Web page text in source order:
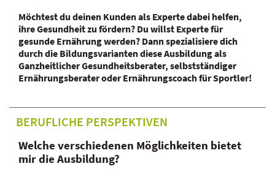
Möchtest du deinen Kunden als Experte dabei helfen,
ihre Gesundheit zu fördern? Du willst Experte für
gesunde Ernährung werden? Dann spezialisiere dich
durch die Bildungsvarianten diese Ausbildung als
Ganzheitlicher Gesundheitsberater, selbstständiger
Ernährungsberater oder Ernährungscoach für Sportler!
BERUFLICHE PERSPEKTIVEN
Welche verschiedenen Möglichkeiten bietet
mir die Ausbildung?